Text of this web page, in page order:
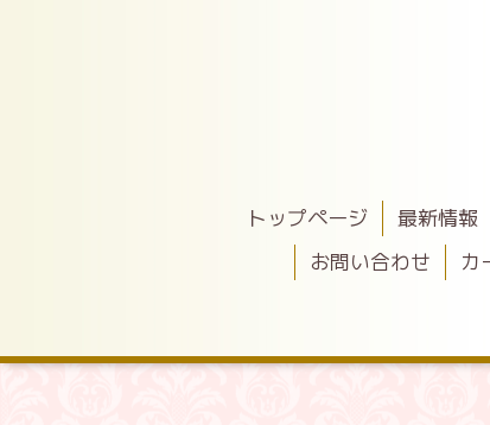
トップページ 最新情報
お問い合わせ
カ